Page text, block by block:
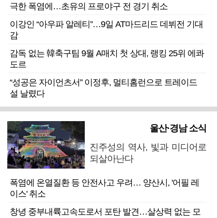
극한 폭염에…초유의 프로야구 전 경기 취소
이강인 “아우파 알레티”…9일 AT마드리드 데뷔전 기대
감
감독 없는 韓축구팀 9월 A매치 첫 상대, 랭킹 25위 에콰
도르
“성공은 자이언츠서” 이정후, 멀티홈런으로 트레이드
설 날렸다
울산·경남 소식
진주성의 역사, 빛과 미디어로
되살아난다
폭염에 온열질환 등 안전사고 우려… 양산시, '어필 레
이스' 취소
창녕 중부내륙고속도로서 포탄 발견…살상력 없는 모